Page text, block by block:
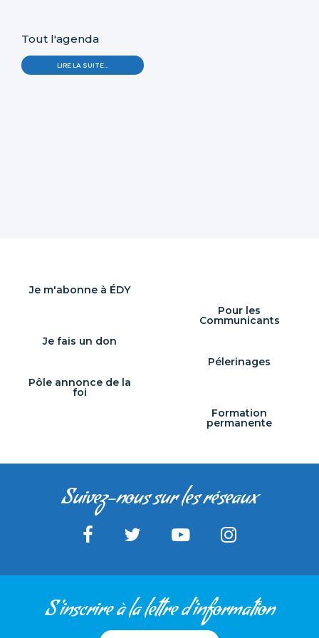
Tout l'agenda
LIRE LA SUITE…
Je m'abonne à ÉDY
Pour les
Communicants
Je fais un don
Pélerinages
Pôle annonce de la
foi
Formation
permanente
Suivez-nous sur les réseaux
S'inscrire à la lettre d'information